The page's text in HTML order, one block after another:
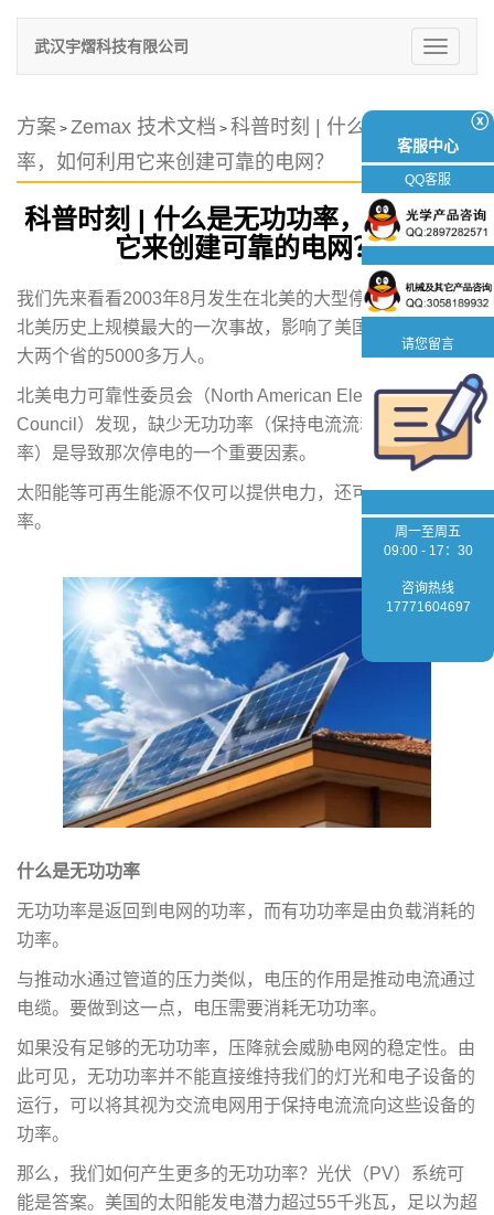
切
换
武汉宇熠科技有限公司
方案 > Zemax 技术文档 > 科普时刻 | 什么是无功功
率，如何利用它来创建可靠的电网？
科普时刻 | 什么是无功功率，如何利用
它来创建可靠的电网？
我们先来看看2003年8月发生在北美的大型停电事件。这是
北美历史上规模最大的一次事故，影响了美国八个州和加拿
大两个省的5000多万人。
北美电力可靠性委员会（North American Electric Reliability
Council）发现，缺少无功功率（保持电流流动所需的功
率）是导致那次停电的一个重要因素。
太阳能等可再生能源不仅可以提供电力，还可产生无功功
率。
什么是无功功率
无功功率是返回到电网的功率，而有功功率是由负载消耗的
功率。
与推动水通过管道的压力类似，电压的作用是推动电流通过
电缆。要做到这一点，电压需要消耗无功功率。
如果没有足够的无功功率，压降就会威胁电网的稳定性。由
此可见，无功功率并不能直接维持我们的灯光和电子设备的
运行，可以将其视为交流电网用于保持电流流向这些设备的
功率。
那么，我们如何产生更多的无功功率？光伏（PV）系统可
能是答案。美国的太阳能发电潜力超过55千兆瓦，足以为超
ⓧ
客服中心
QQ客服
请您留言
周一至周五
09:00 - 17：30
咨询热线
17771604697